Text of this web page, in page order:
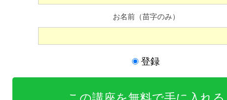
お名前（苗字のみ）
登録